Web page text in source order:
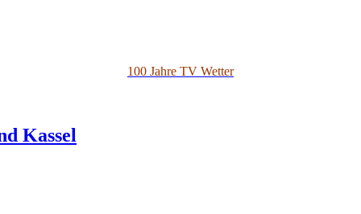
100 Jahre TV Wetter
Kassel